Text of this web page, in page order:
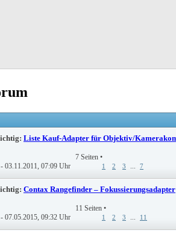
Liste Kauf-Adapter für Objektiv/
- 03.11.2011, 07:09 Uhr
7 Seiten •
1 2 3 ... 7
Contax Rangefinder – Fokussierungsadapter
- 07.05.2015, 09:32 Uhr
11 Seiten •
1 2 3 ... 11